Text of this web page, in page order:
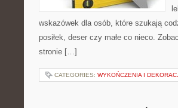
wskazówek dla osób, które szukają
posiłek, deser czy małe co nieco.
stronie […]
CATEGORIES: WYKOŃCZENIA I